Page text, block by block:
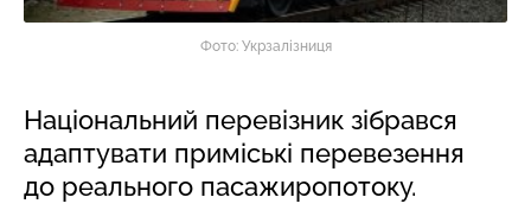
Фото: Укрзалізниця
Національний перевізник зібрався
адаптувати приміські перевезення
до реального пасажиропотоку.